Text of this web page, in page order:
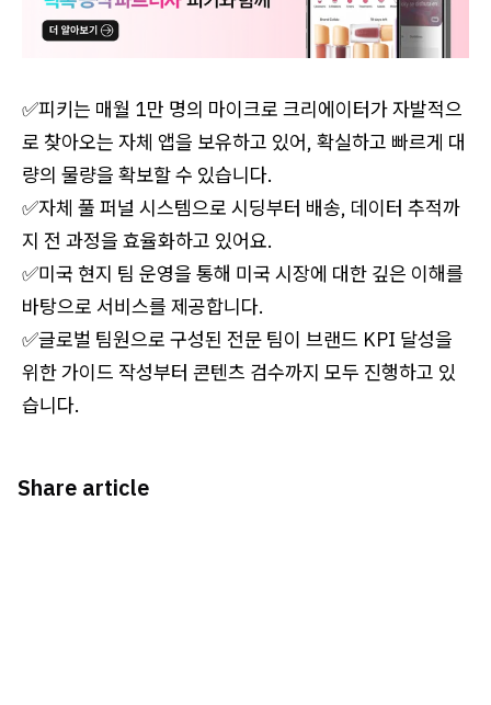
✅피키는 매월 1만 명의 마이크로 크리에이터가 자발적으
로 찾아오는 자체 앱을 보유하고 있어, 확실하고 빠르게 대
량의 물량을 확보할 수 있습니다.
✅자체 풀 퍼널 시스템으로 시딩부터 배송, 데이터 추적까
지 전 과정을 효율화하고 있어요.
✅미국 현지 팀 운영을 통해 미국 시장에 대한 깊은 이해를
바탕으로 서비스를 제공합니다.
✅글로벌 팀원으로 구성된 전문 팀이 브랜드 KPI 달성을
위한 가이드 작성부터 콘텐츠 검수까지 모두 진행하고 있
습니다.
Share article